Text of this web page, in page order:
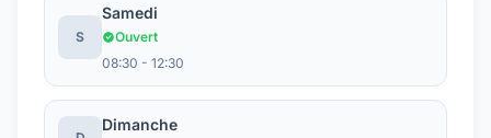
S
Samedi
Ouvert
08:30 - 12:30
Dimanche